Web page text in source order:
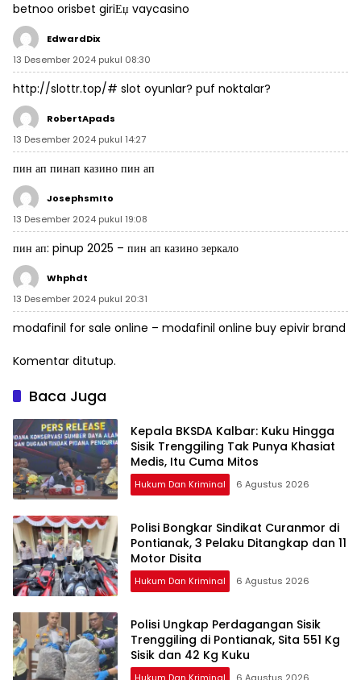
betnoo orisbet giriЕџ vaycasino
EdwardDix
13 Desember 2024 pukul 08:30
http://slottr.top/# slot oyunlar? puf noktalar?
RobertApads
13 Desember 2024 pukul 14:27
пин ап пинап казино пин ап
JosephsmIto
13 Desember 2024 pukul 19:08
пин ап: pinup 2025 – пин ап казино зеркало
Whphdt
13 Desember 2024 pukul 20:31
modafinil for sale online – modafinil online buy epivir brand
Komentar ditutup.
Baca Juga
Kepala BKSDA Kalbar: Kuku Hingga
Sisik Trenggiling Tak Punya Khasiat
Medis, Itu Cuma Mitos
Hukum Dan Kriminal 6 Agustus 2026
Polisi Bongkar Sindikat Curanmor di
Pontianak, 3 Pelaku Ditangkap dan 11
Motor Disita
Hukum Dan Kriminal 6 Agustus 2026
Polisi Ungkap Perdagangan Sisik
Trenggiling di Pontianak, Sita 551 Kg
Sisik dan 42 Kg Kuku
Hukum Dan Kriminal 6 Agustus 2026